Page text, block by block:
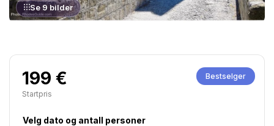
Se 9 bilder
Bestselger
199 €
Startpris
Velg dato og antall personer